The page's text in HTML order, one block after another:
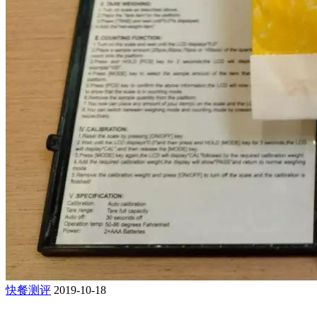
快餐测评 2019-10-18